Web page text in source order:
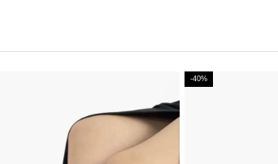
-40%